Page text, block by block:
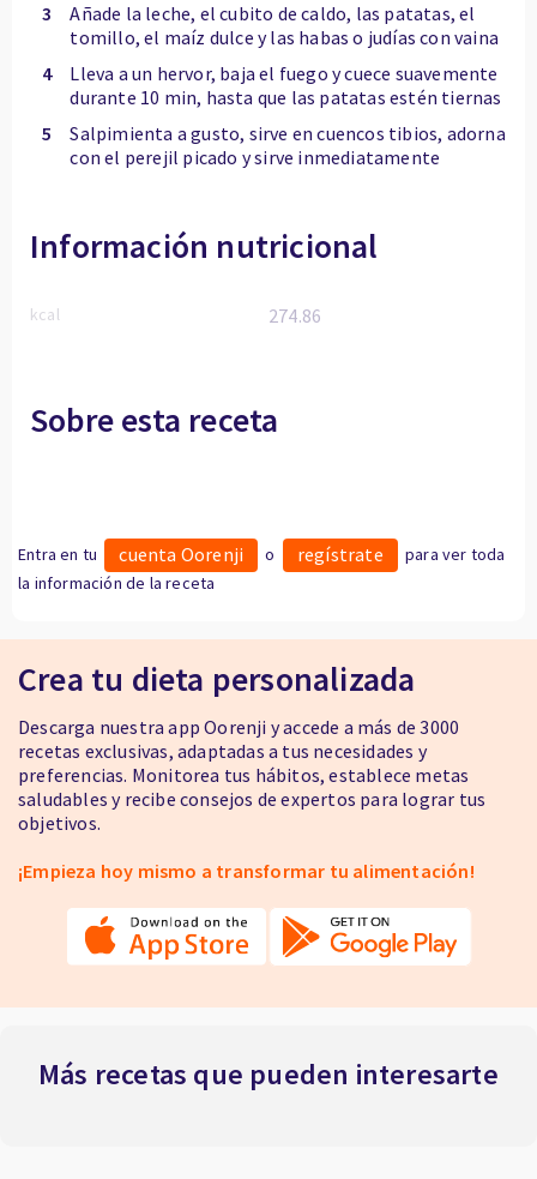
3
Añade la leche, el cubito de caldo, las patatas, el
tomillo, el maíz dulce y las habas o judías con vaina
4
Lleva a un hervor, baja el fuego y cuece suavemente
durante 10 min, hasta que las patatas estén tiernas
5
Salpimienta a gusto, sirve en cuencos tibios, adorna
con el perejil picado y sirve inmediatamente
Información nutricional
kcal 274.86
Sobre esta receta
Entra en tu cuenta Oorenji o regístrate
para ver toda
la información de la receta
Crea tu dieta personalizada
Descarga nuestra app Oorenji y accede a más de 3000
recetas exclusivas, adaptadas a tus necesidades y
preferencias. Monitorea tus hábitos, establece metas
saludables y recibe consejos de expertos para lograr tus
objetivos.
¡Empieza hoy mismo a transformar tu alimentación!
Más recetas que pueden interesarte